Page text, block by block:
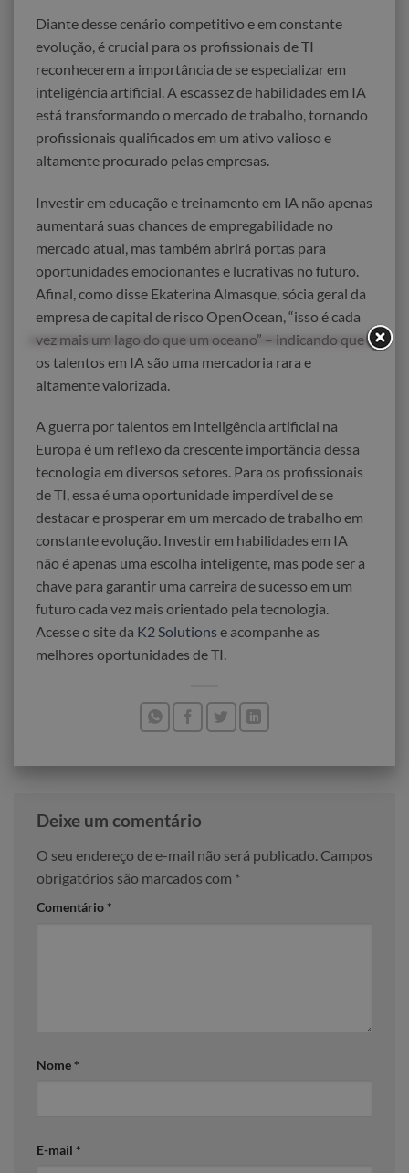
Diante desse cenário competitivo e em constante
evolução, é crucial para os profissionais de TI
reconhecerem a importância de se especializar em
inteligência artificial. A escassez de habilidades em IA
está transformando o mercado de trabalho, tornando
profissionais qualificados em um ativo valioso e
altamente procurado pelas empresas.
Investir em educação e treinamento em IA não apenas
aumentará suas chances de empregabilidade no
mercado atual, mas também abrirá portas para
oportunidades emocionantes e lucrativas no futuro.
Afinal, como disse Ekaterina Almasque, sócia geral da
empresa de capital de risco OpenOcean, “isso é cada
vez mais um lago do que um oceano” – indicando que
os talentos em IA são uma mercadoria rara e
altamente valorizada.
A guerra por talentos em inteligência artificial na
Europa é um reflexo da crescente importância dessa
tecnologia em diversos setores. Para os profissionais
de TI, essa é uma oportunidade imperdível de se
destacar e prosperar em um mercado de trabalho em
constante evolução. Investir em habilidades em IA
não é apenas uma escolha inteligente, mas pode ser a
chave para garantir uma carreira de sucesso em um
futuro cada vez mais orientado pela tecnologia.
Acesse o site da K2 Solutions e acompanhe as
melhores oportunidades de TI.
Deixe um comentário
O seu endereço de e-mail não será publicado. Campos
obrigatórios são marcados com *
Comentário*
Nome*
E-mail *